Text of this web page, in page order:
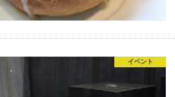
イベント